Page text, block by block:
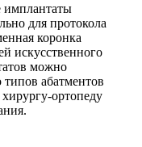
имплантаты
для протокола
коронка
искусственного
можно
типов абатментов
ортопеду